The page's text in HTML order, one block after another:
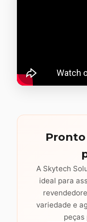
Pronto
A Skytech
ideal para
variedade e
peças